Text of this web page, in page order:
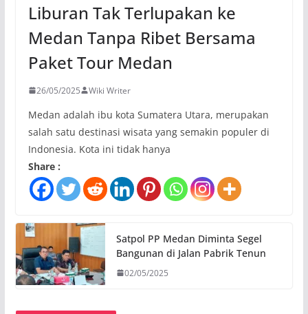
Liburan Tak Terlupakan ke
Medan Tanpa Ribet Bersama
Paket Tour Medan
26/05/2025 Wiki Writer
Medan adalah ibu kota Sumatera Utara, merupakan
salah satu destinasi wisata yang semakin populer di
Indonesia. Kota ini tidak hanya
Share :
Satpol PP Medan Diminta Segel
Bangunan di Jalan Pabrik Tenun
02/05/2025